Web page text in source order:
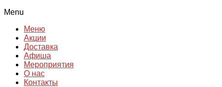
Menu
Меню
Акции
Доставка
Афиша
Мероприятия
О нас
Контакты